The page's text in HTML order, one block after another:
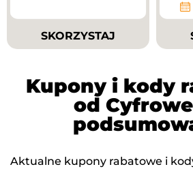
SKORZYSTAJ
Kupony i kody
od
Aktualne kupony rabatowe i